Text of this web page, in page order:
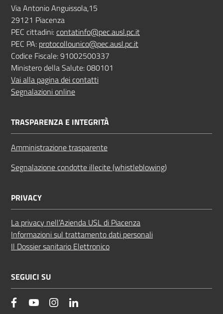
Via Antonio Anguissola,15
29121 Piacenza
PEC cittadini:contatinfo@pec.ausl.pc.it
PEC PA: protocollounico@pec.ausl.pc.it
Codice Fiscale: 91002500337
Ministero della Salute: 080101
Vai alla pagina dei contatti
Segnalazioni online
TRASPARENZA E INTEGRITÀ
Amministrazione trasparente
Segnalazione condotte illecite (whistleblowing)
PRIVACY
La privacy nell’Azienda USL di Piacenza
Informazioni sul trattamento dati personali
Il Dossier sanitario Elettronico
SEGUICI SU
facebookYouTube Instagram